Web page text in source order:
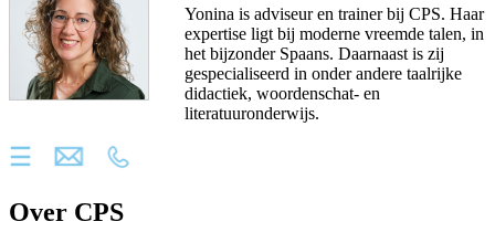
Yonina is adviseur en trainer bij CPS. Haar
expertise ligt bij moderne vreemde talen, in
het bijzonder Spaans. Daarnaast is zij
gespecialiseerd in onder andere taalrijke
didactiek, woordenschat- en
literatuuronderwijs.
Over CPS